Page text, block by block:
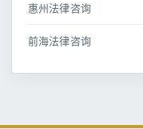
惠州法律咨询
前海法律咨询